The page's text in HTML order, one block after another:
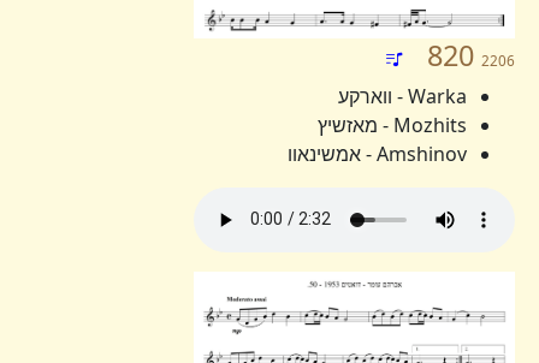
820 2206
Warka - ווארקע
Mozhits - מאזשיץ
Amshinov - אמשינאוו